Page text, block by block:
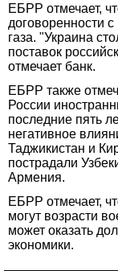
ЕБРР отмечает,
договоренности
газа. "Украина
поставок
отмечает банк.
ЕБРР также
России
последние пять
негативное
Таджикистан и
пострадали
Армения.
ЕБРР отмечает,
могут возрасти
может оказать
экономики.